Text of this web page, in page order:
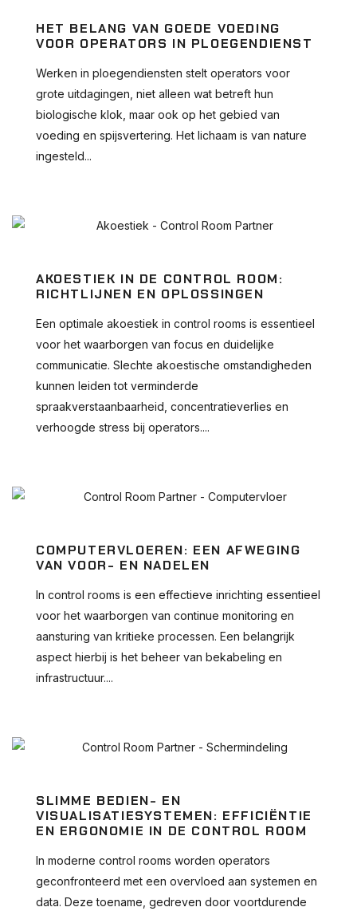
HET BELANG VAN GOEDE VOEDING
VOOR OPERATORS IN PLOEGENDIENST
Werken in ploegendiensten stelt operators voor
grote uitdagingen, niet alleen wat betreft hun
biologische klok, maar ook op het gebied van
voeding en spijsvertering. Het lichaam is van nature
ingesteld...
AKOESTIEK IN DE CONTROL ROOM:
RICHTLIJNEN EN OPLOSSINGEN
Een optimale akoestiek in control rooms is essentieel
voor het waarborgen van focus en duidelijke
communicatie. Slechte akoestische omstandigheden
kunnen leiden tot verminderde
spraakverstaanbaarheid, concentratieverlies en
verhoogde stress bij operators....
COMPUTERVLOEREN: EEN AFWEGING
VAN VOOR- EN NADELEN
In control rooms is een effectieve inrichting essentieel
voor het waarborgen van continue monitoring en
aansturing van kritieke processen. Een belangrijk
aspect hierbij is het beheer van bekabeling en
infrastructuur....
SLIMME BEDIEN- EN
VISUALISATIESYSTEMEN: EFFICIËNTIE
EN ERGONOMIE IN DE CONTROL ROOM
In moderne control rooms worden operators
geconfronteerd met een overvloed aan systemen en
data. Deze toename, gedreven door voortdurende